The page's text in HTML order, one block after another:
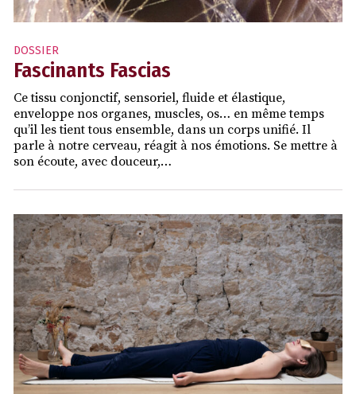
DOSSIER
Fascinants Fascias
Ce tissu conjonctif, sensoriel, fluide et élastique,
enveloppe nos organes, muscles, os… en même temps
qu’il les tient tous ensemble, dans un corps unifié. Il
parle à notre cerveau, réagit à nos émotions. Se mettre à
son écoute, avec douceur,…